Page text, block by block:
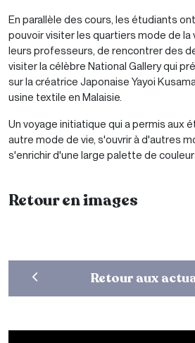
En parallèle des cours, les étudiants
pouvoir visiter les quartiers mode de la
leurs professeurs, de rencontrer des
visiter la célèbre National Gallery qui
sur la créatrice Japonaise Yayoi
usine textile en Malaisie.
Un voyage initiatique qui a permis aux
autre mode de vie, s'ouvrir à d'autres
s'enrichir d'une large palette de
Retour en images
Retour aux